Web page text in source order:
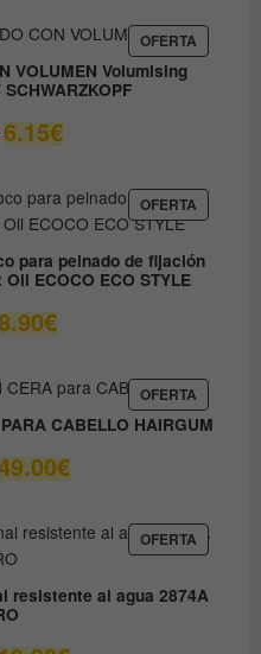
es:
31.80€.
OFERTA
EN
VOLUMEN Volumising
El
precio
era:
12.30€.
6.15€El
precio
es:
6.15€.
OFERTA
EN
para peinado de fijación
ECOCO ECO STYLE
9.80€.
€El
precio
es:
8.90€.
OFERTA
EN
OFERTA
CABELLO HAIRGUM
€El
precio
es:
OFERTA
EN
resistente al agua 2874A
El